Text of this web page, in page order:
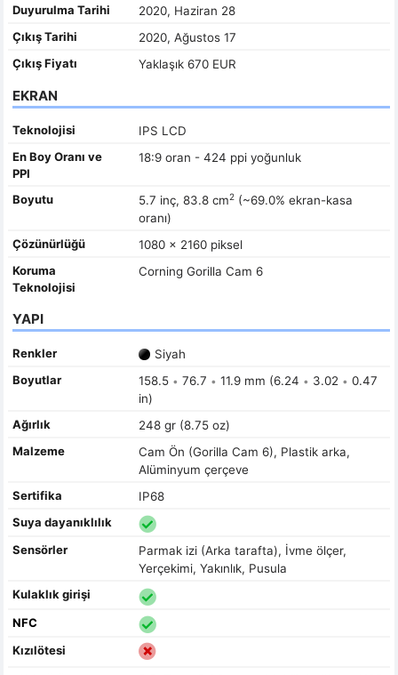
Duyurulma Tarihi
2020, Haziran 28
Çıkış Tarihi
2020, Ağustos 17
Çıkış Fiyatı
Yaklaşık 670 EUR
EKRAN
Teknolojisi
IPS LCD
En Boy Oranı ve
PPI
18:9 oran - 424 ppi yoğunluk
Boyutu 5.7 inç, 83.8 cm2(~69.0% ekran-kasa
oranı)
Çözünürlüğü
1080 x 2160 piksel
Koruma
Teknolojisi
Corning Gorilla Cam 6
YAPI
Renkler
Siyah
Boyutlar
158.5 • 76.7 • 11.9 mm (6.24 • 3.02 • 0.47
in)
Ağırlık
248 gr (8.75 oz)
Malzeme
Cam Ön (Gorilla Cam 6), Plastik arka,
Alüminyum çerçeve
Sertifika
IP68
Suya dayanıklılık
Sensörler
Parmak izi (Arka tarafta), İvme ölçer,
Yerçekimi, Yakınlık, Pusula
Kulaklık girişi
NFC
Kızılötesi